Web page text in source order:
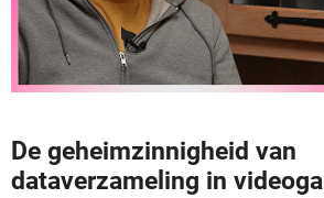
De geheimzinnigheid van
dataverzameling in